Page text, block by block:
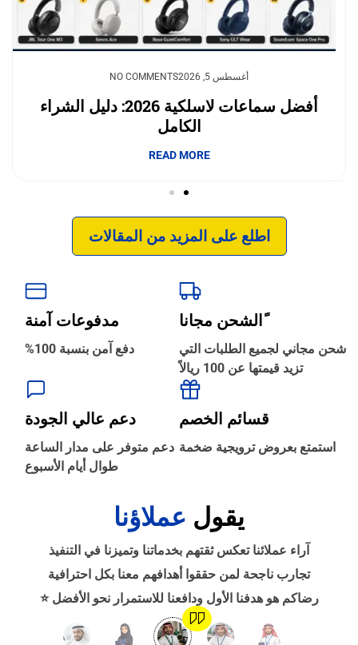
NO COMMENTS
وداعًا لقلق نفاد الشحن.. بطاريات السيليكون
والكربون تغيّر مستقبل الجوالات
READ MORE
أغسطس 5, 2026 NO COMMENTS
أفضل سماعات لاسلكية 2026: دليل الشراء
الكامل
READ MORE
اطلع على المزيد من المقالات
ًالشحن مجانا
شحن مجاني لجميع الطلبات التي
تزيد قيمتها عن 100 ريالاً
مدفوعات آمنة
دفع آمن بنسبة 100%
قسائم الخصم
استمتع بعروض ترويجية ضخمة
دعم عالي الجودة
دعم متوفر على مدار الساعة
طوال أيام الأسبوع
يقول عملاؤنا
آراء عملائنا تعكس ثقتهم بخدماتنا وتميزنا في التنفيذ
تجارب ناجحة لمن حققوا أهدافهم معنا بكل احترافية
رضاكم هو هدفنا الأول ودافعنا للاستمرار نحو الأفضل ⭐
الترجمة والبحوث ‹
الطباعة والأدوات المكتبية
حجز طيران ‹
الوظائف ‹
تصميم موقع/متجر/تطبيق